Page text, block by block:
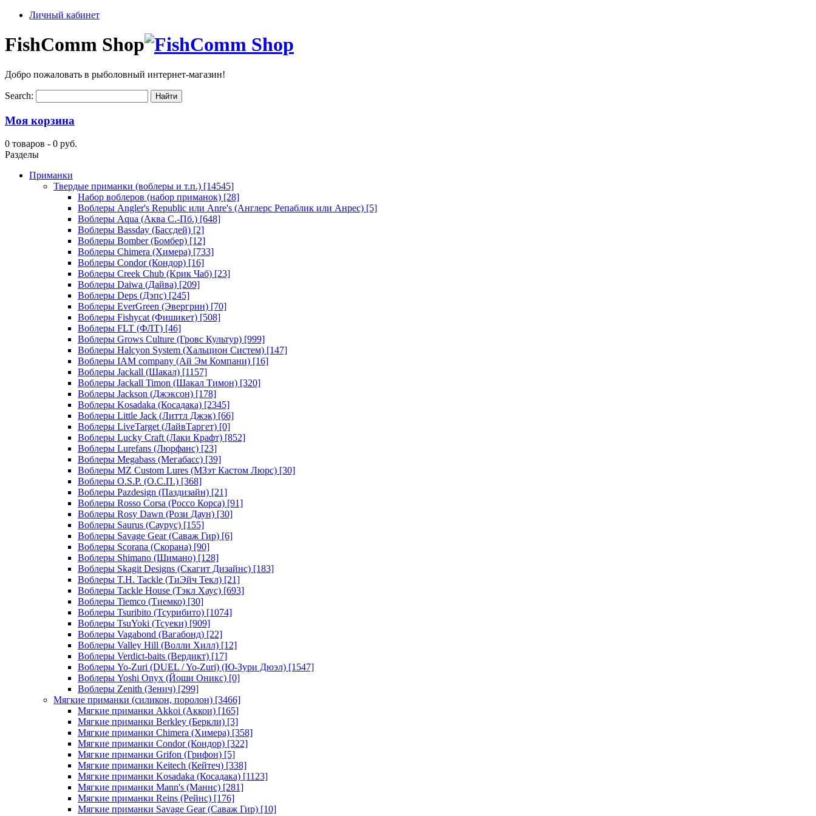
Личный кабинет
FishComm Shop
Добро пожаловать в рыболовный интернет-магазин!
Search:
Моя корзина
0 товаров - 0 руб.
Разделы
Приманки
Твердые приманки (воблеры и т.п.) [14545]
Набор воблеров (набор приманок) [28]
Воблеры Angler's Republic или Anre's (Англерс Репаблик или Анрес) [5]
Воблеры Aqua (Аква С.-Пб.) [648]
Воблеры Bassday (Бассдей) [2]
Воблеры Bomber (Бомбер) [12]
Воблеры Chimera (Химера) [733]
Воблеры Condor (Кондор) [16]
Воблеры Creek Chub (Крик Чаб) [23]
Воблеры Daiwa (Дайва) [209]
Воблеры Deps (Дэпс) [245]
Воблеры EverGreen (Эвергрин) [70]
Воблеры Fishycat (Фишикет) [508]
Воблеры FLT (ФЛТ) [46]
Воблеры Grows Culture (Гровс Культур) [999]
Воблеры Halcyon System (Хальцион Систем) [147]
Воблеры IAM company (Ай Эм Компани) [16]
Воблеры Jackall (Шакал) [1157]
Воблеры Jackall Timon (Шакал Тимон) [320]
Воблеры Jackson (Джэксон) [178]
Воблеры Kosadaka (Косадака) [2345]
Воблеры Little Jack (Литтл Джэк) [66]
Воблеры LiveTarget (ЛайвТаргет) [0]
Воблеры Lucky Craft (Лаки Крафт) [852]
Воблеры Lurefans (Люрфанс) [23]
Воблеры Megabass (Мегабасс) [39]
Воблеры MZ Custom Lures (МЗэт Кастом Люрс) [30]
Воблеры O.S.P. (О.С.П.) [368]
Воблеры Pazdesign (Паздизайн) [21]
Воблеры Rosso Corsa (Россо Корса) [91]
Воблеры Rosy Dawn (Рози Даун) [30]
Воблеры Saurus (Саурус) [155]
Воблеры Savage Gear (Саваж Гир) [6]
Воблеры Scorana (Скорана) [90]
Воблеры Shimano (Шимано) [128]
Воблеры Skagit Designs (Скагит Дизайнс) [183]
Воблеры T.H. Tackle (ТиЭйч Текл) [21]
Воблеры Tackle House (Тэкл Хаус) [693]
Воблеры Tiemco (Тиемко) [30]
Воблеры Tsuribito (Тсурибито) [1074]
Воблеры TsuYoki (Тсуеки) [909]
Воблеры Vagabond (Вагабонд) [22]
Воблеры Valley Hill (Волли Хилл) [12]
Воблеры Verdict-baits (Вердикт) [17]
Воблеры Yo-Zuri (DUEL / Yo-Zuri) (Ю-Зури Дюэл) [1547]
Воблеры Yoshi Onyx (Йоши Оникс) [0]
Воблеры Zenith (Зенич) [299]
Мягкие приманки (силикон, поролон) [3466]
Мягкие приманки Akkoi (Аккои) [165]
Мягкие приманки Berkley (Беркли) [3]
Мягкие приманки Chimera (Химера) [358]
Мягкие приманки Condor (Кондор) [322]
Мягкие приманки Grifon (Грифон) [5]
Мягкие приманки Keitech (Кейтеч) [338]
Мягкие приманки Kosadaka (Косадака) [1123]
Мягкие приманки Mann's (Маннс) [281]
Мягкие приманки Reins (Рейнс) [176]
Мягкие приманки Savage Gear (Саваж Гир) [10]